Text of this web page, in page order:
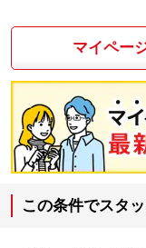
マイペー
この条件でスタ